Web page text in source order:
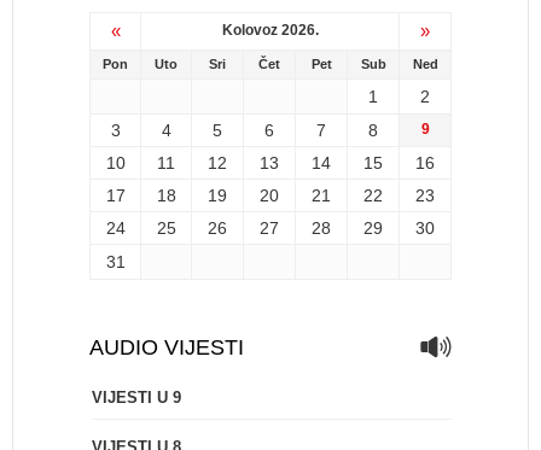
« Kolovoz 2026. »
Pon Uto Sri Čet Pet Sub Ned
1
2
3
4 5 6 7 8 9
10 11 12 13 14 15
16
17
18 19 20 21 22
23
24
25 26 27 28 29
30
31
AUDIO VIJESTI
VIJESTI U 9